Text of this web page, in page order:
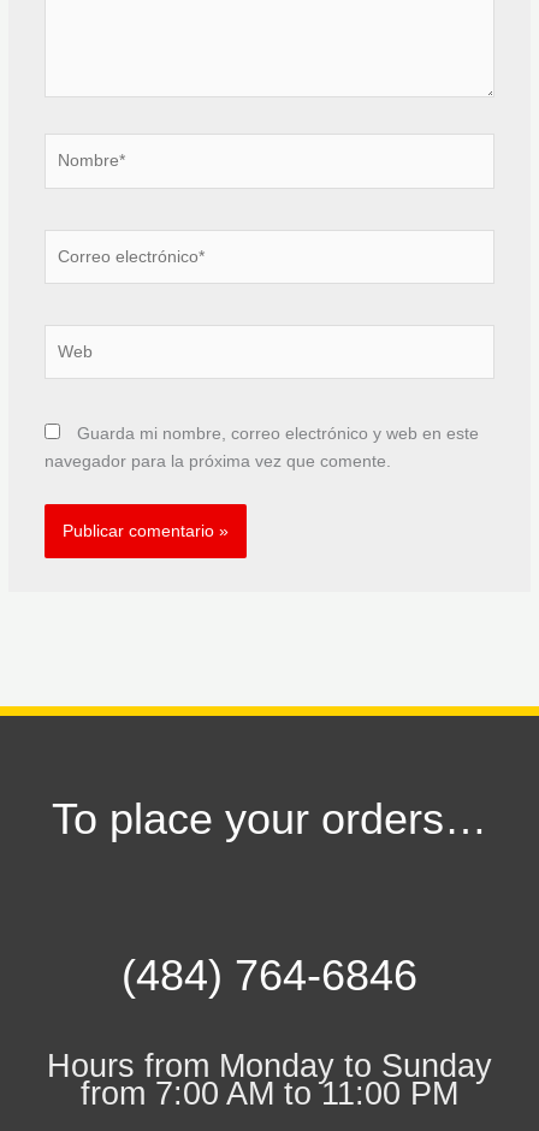
Guarda mi nombre, correo electrónico y web en este
navegador para la próxima vez que comente.
To place your orders…
(484) 764-6846
Hours from Monday to Sunday
from 7:00 AM to 11:00 PM